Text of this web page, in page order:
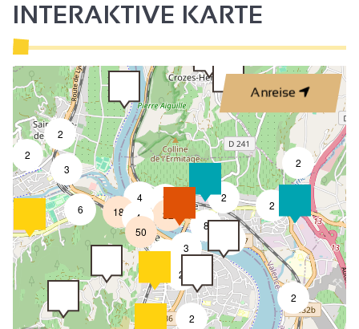
INTERAKTIVE KARTE
Anreise
2
2
2
2
2
2
2
8
2
3
6
4
4
18
7
2
3
50
32